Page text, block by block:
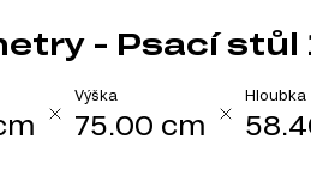
- Psací
Výška
75.00 cm
Hloubka